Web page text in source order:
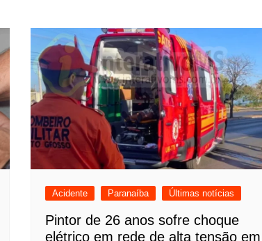
Acidente Paranaíba Últimas notícias
Pintor de 26 anos sofre choque
elétrico em rede de alta tensão em